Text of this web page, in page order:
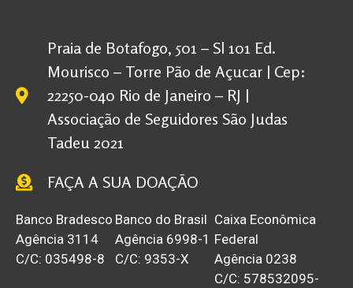
Praia de Botafogo, 501 – Sl 101 Ed.
Mourisco – Torre Pão de Açucar | Cep:
22250-040 Rio de Janeiro – RJ |
Associação de Seguidores São Judas
Tadeu 2021
FAÇA A SUA DOAÇÃO
Banco Bradesco
Agência 3114
C/C: 035498-8
Banco do Brasil
Agência 6998-1
C/C: 9353-X
Caixa Econômica
Federal
Agência 0238
C/C: 578532095-